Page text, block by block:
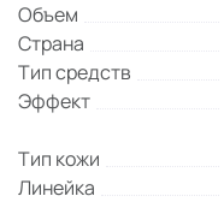
Объем
Страна
Тип средств
Эффект
Тип кожи
Линейка